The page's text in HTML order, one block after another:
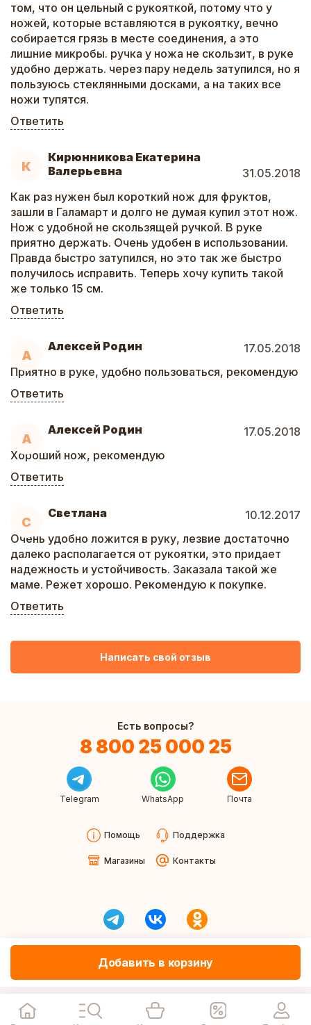
Добавить в корзину
том, что он цельный с рукояткой, потому что у
ножей, которые вставляются в рукоятку, вечно
собирается грязь в месте соединения, а это
лишние микробы. ручка у ножа не скользит, в руке
удобно держать. через пару недель затупился, но я
пользуюсь стеклянными досками, а на таких все
ножи тупятся.
Ответить
К
Кирюнникова Екатерина
Валерьевна
31.05.2018
Как раз нужен был короткий нож для фруктов,
зашли в Галамарт и долго не думая купил этот нож.
Нож с удобной не скользящей ручкой. В руке
приятно держать. Очень удобен в использовании.
Правда быстро затупился, но это так же быстро
получилось исправить. Теперь хочу купить такой
же только 15 см.
Ответить
А
Алексей Родин
17.05.2018
Приятно в руке, удобно пользоваться, рекомендую
Ответить
А
Алексей Родин
17.05.2018
Хороший нож, рекомендую
Ответить
С
Светлана
10.12.2017
Очень удобно ложится в руку, лезвие достаточно
далеко располагается от рукоятки, это придает
надежность и устойчивость. Заказала такой же
маме. Режет хорошо. Рекомендую к покупке.
Ответить
Написать свой отзыв
Есть вопросы?
8 800 25 000 25
Telegram WhatsApp Почта
Помощь Поддержка
Магазины Контакты